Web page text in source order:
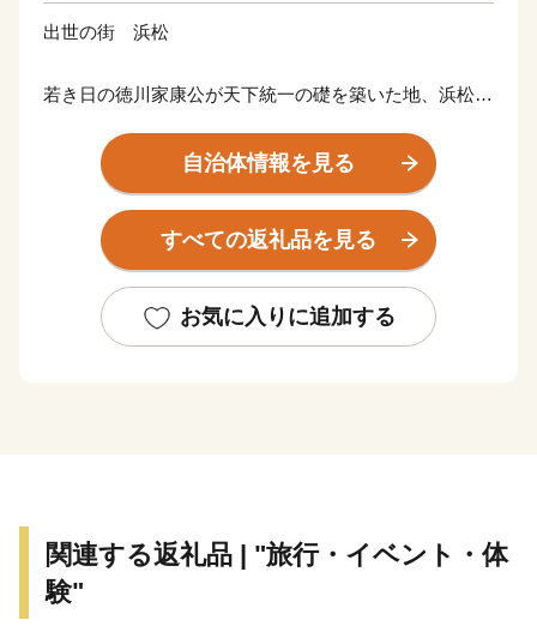
出世の街 浜松
若き日の徳川家康公が天下統一の礎を築いた地、浜松。
出世しました。
近代では、世界的な研究者や技術者、音楽家や芸術家を
輩出したほか、世界に名高い多くの企業が、浜松から生
まれています。
浜松市は東京と大阪のほぼ中央に位置する、人口約80万
人の政令指定都市。北は天竜の美林、南は遠州灘、西は
施設も年々充実しています。
自治体情報を見る
すべての返礼品を見る
お気に入りに追加する
関連する返礼品 | "旅行・イベント・体
験"